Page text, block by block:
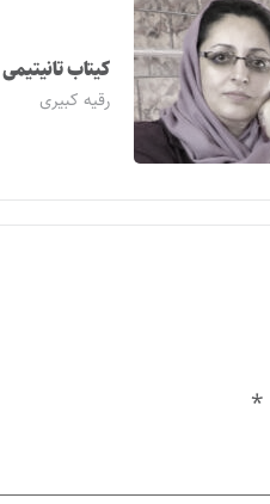
کیتاب تانیتیمی
رقیه کبیری
*